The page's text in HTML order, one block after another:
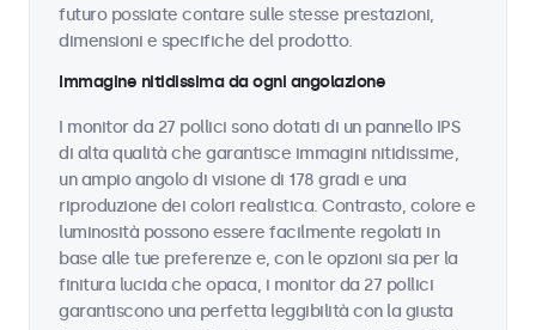
futuro possiate contare sulle stesse prestazioni,
dimensioni e specifiche del prodotto.
Immagine nitidissima da ogni angolazione
I monitor da 27 pollici sono dotati di un pannello IPS
di alta qualità che garantisce immagini nitidissime,
un ampio angolo di visione di 178 gradi e una
riproduzione dei colori realistica. Contrasto, colore e
luminosità possono essere facilmente regolati in
base alle tue preferenze e, con le opzioni sia per la
finitura lucida che opaca, i monitor da 27 pollici
garantiscono una perfetta leggibilità con la giusta